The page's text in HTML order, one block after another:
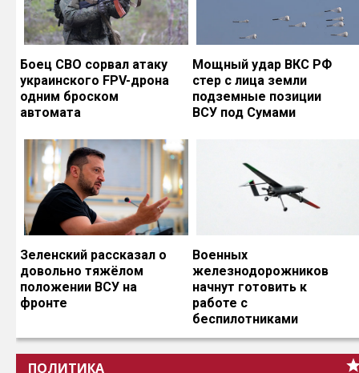
Боец СВО сорвал атаку
украинского FPV-дрона
одним броском
автомата
Мощный удар ВКС РФ
стер с лица земли
подземные позиции
ВСУ под Сумами
Зеленский рассказал о
довольно тяжёлом
положении ВСУ на
фронте
Военных
железнодорожников
начнут готовить к
работе с
беспилотниками
ПОЛИТИКА